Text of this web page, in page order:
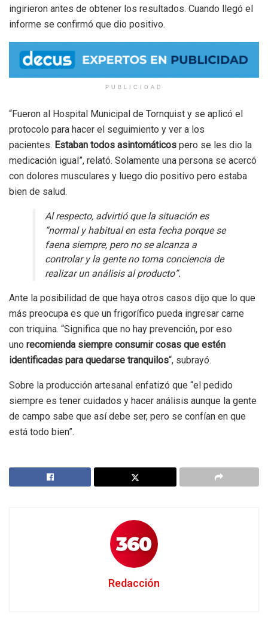
ingirieron antes de obtener los resultados. Cuando llegó el
informe se confirmó que dio positivo.
PUBLICIDAD
“Fueron al Hospital Municipal de Tornquist y se aplicó el
protocolo para hacer el seguimiento y ver a los
pacientes. Estaban todos asintomáticos pero se les dio la
medicación igual”, relató. Solamente una persona se acercó
con dolores musculares y luego dio positivo pero estaba
bien de salud.
Al respecto, advirtió que la situación es
“normal y habitual en esta fecha porque se
faena siempre, pero no se alcanza a
controlar y la gente no toma conciencia de
realizar un análisis al producto”.
Ante la posibilidad de que haya otros casos dijo que lo que
más preocupa es que un frigorífico pueda ingresar carne
con triquina. “Significa que no hay prevención, por eso
uno recomienda siempre consumir cosas que estén
identificadas para quedarse tranquilos“, subrayó.
Sobre la producción artesanal enfatizó que “el pedido
siempre es tener cuidados y hacer análisis aunque la gente
de campo sabe que así debe ser, pero se confían en que
está todo bien”.
Redacción